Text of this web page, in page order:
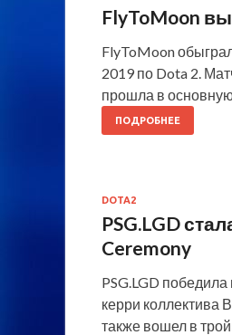
FlyToMoon
FlyToMoon
2019 по Dota 2.
прошла в основную
ПОДРОБНЕЕ
DOTA2
PSG.LGD
Ceremony
PSG.LGD
керри коллектива
также вошел в